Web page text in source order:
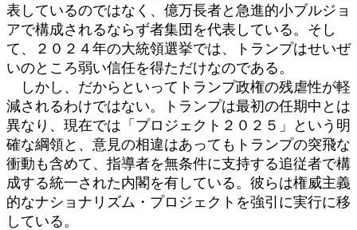
表しているのではなく、億万長者と急進的小ブルジョ
アで構成されるならず者集団を代表している。そし
て、２０２４年の大統領選挙では、トランプはせいぜ
いのところ弱い信任を得ただけなのである。
しかし、だからといってトランプ政権の残虐性が軽
減されるわけではない。トランプは最初の任期中とは
異なり、現在では「プロジェクト２０２５」という明
確な綱領と、意見の相違はあってもトランプの突飛な
衝動も含めて、指導者を無条件に支持する追従者で構
成する統一された内閣を有している。彼らは権威主義
的なナショナリズム・プロジェクトを強引に実行に移
している。